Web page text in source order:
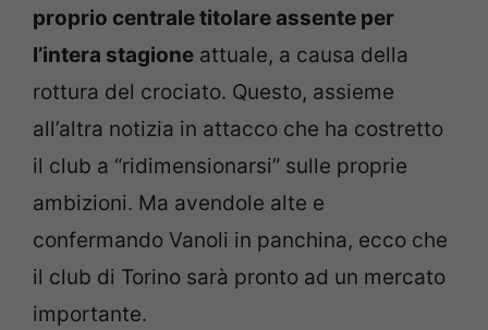
proprio centrale titolare assente per
l’intera stagione attuale, a causa della
rottura del crociato. Questo, assieme
all’altra notizia in attacco che ha costretto
il club a “ridimensionarsi” sulle proprie
ambizioni. Ma avendole alte e
confermando Vanoli in panchina, ecco che
il club di Torino sarà pronto ad un mercato
importante.